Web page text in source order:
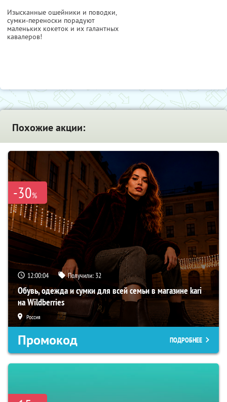
Изысканные ошейники и поводки,
сумки-переноски порадуют
маленьких кокеток и их галантных
кавалеров!
Похожие акции:
-30%
12:00:02 Получили: 32
Обувь, одежда и сумки для всей семьи в магазине kari
на Wildberries
Россия
Промокод ПОДРОБНЕЕ